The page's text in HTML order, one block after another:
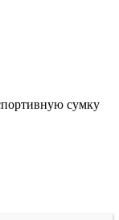
сумку